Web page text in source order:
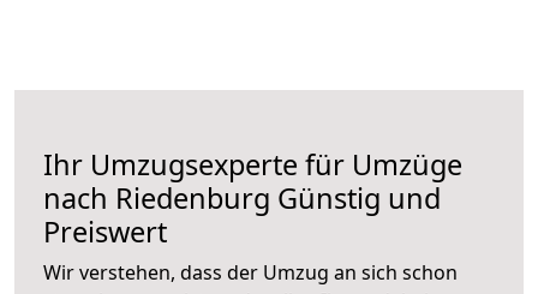
Ihr Umzugsexperte für Umzüge
nach Riedenburg Günstig und
Preiswert
Wir verstehen, dass der Umzug an sich schon